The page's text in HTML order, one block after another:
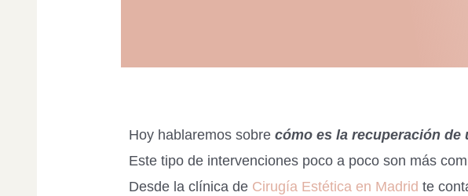
Hoy hablaremos sobre cómo es la recuperación
Este tipo de intervenciones poco a poco son más
Desde la clínica de Cirugía Estética en Madrid te